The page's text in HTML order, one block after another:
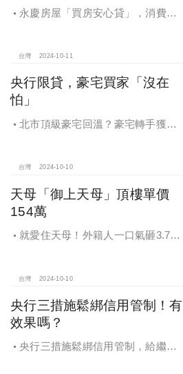
永慶房屋「買房安心貸」，消費者
產交易安全
台灣 2024-10-11
央行限貸，豪宅買家「沒在
怕」
北市頂級豪宅回溫？豪宅轉手獲利
台灣 2024-10-10
天母「御上天母」頂樓單價
154萬
就愛住天母！外籍人一口氣砸3.78
台灣 2024-10-10
央行三措施鬆綁信用管制！有
效果嗎？
央行三措施鬆綁信用管制，給繼